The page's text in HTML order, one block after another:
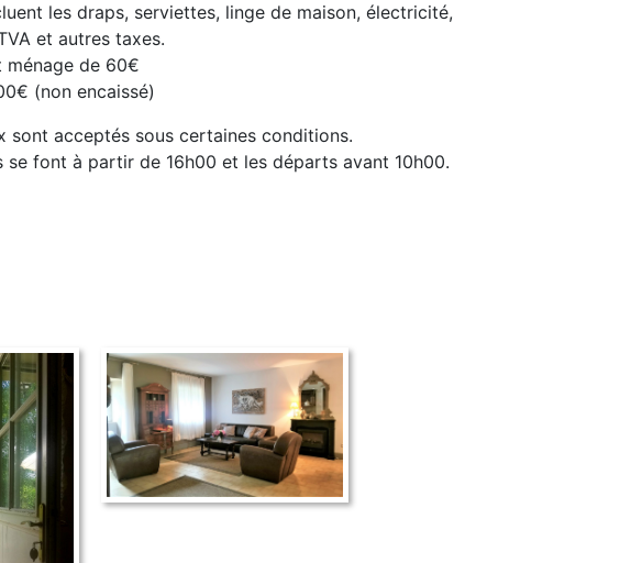
les draps, serviettes, linge de maison, électricité,
et autres taxes.
ménage de 60€
(non encaissé)
sont acceptés sous certaines conditions.
se font à partir de 16h00 et les départs avant 10h00.